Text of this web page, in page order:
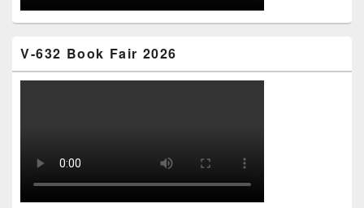
V-632 Book Fair 2026